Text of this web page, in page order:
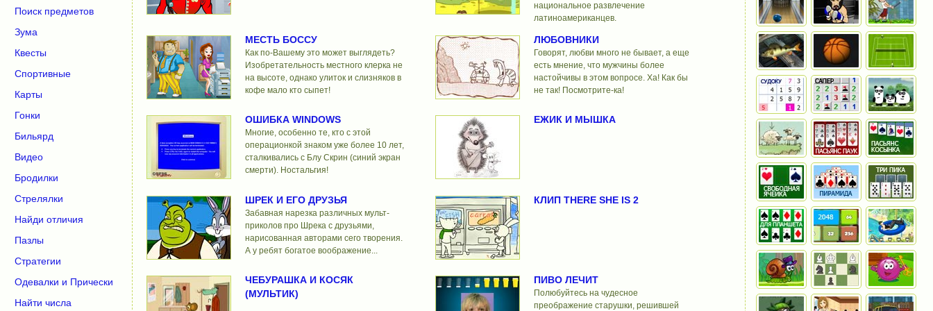
национальное развлечение
латиноамериканцев.
МЕСТЬ БОССУ
Как по-Вашему это может выглядеть?
Изобретательность местного клерка не
на высоте, однако улиток и слизняков в
кофе мало кто сыпет!
ЛЮБОВНИКИ
Говорят, любви много не бывает, а еще
есть мнение, что мужчины более
настойчивы в этом вопросе. Ха! Как бы
не так! Посмотрите-ка!
ОШИБКА WINDOWS
Многие, особенно те, кто с этой
операционкой знаком уже более 10 лет,
сталкивались с Блу Скрин (синий экран
смерти). Ностальгия!
ЕЖИК И МЫШКА
ШРЕК И ЕГО ДРУЗЬЯ
Забавная нарезка различных мульт-
приколов про Шрека с друзьями,
нарисованная авторами сего творения.
А у ребят богатое воображение...
КЛИП THERE SHE IS 2
ЧЕБУРАШКА И КОСЯК
(МУЛЬТИК)
ПИВО ЛЕЧИТ
Полюбуйтесь на чудесное
преображение старушки, решившей
Поиск предметов
Зума
Квесты
Спортивные
Карты
Гонки
Бильярд
Видео
Бродилки
Стрелялки
Найди отличия
Пазлы
Стратегии
Одевалки и Прически
Найти числа